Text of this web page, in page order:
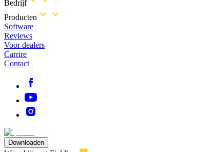
Bedrijf
Producten
Software
Reviews
Voor dealers
Carrire
Contact
Downloaden